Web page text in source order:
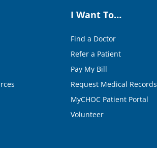
I Want To…
Find a Doctor
Refer a Patient
Pay My Bill
Request Medical Records
MyCHOC Patient Portal
Volunteer